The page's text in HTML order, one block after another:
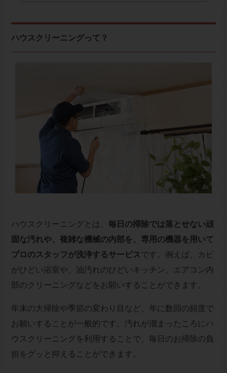
ハウスクリーニングって？
ハウスクリーニングとは、 毎日の掃除では落とせない頑
固な汚れや、複雑な機械の内部を、専用の機器を用いて
プロのスタッフが洗浄するサービスです。例えば、カビ
がひどい浴室や、油汚れのひどいキッチン、エアコン内
部のクリーニングなどをお願いすることができます。
年末の大掃除や季節の変わり目など、年に数回の頻度で
お願いすることが一般的です。汚れが溜まったころにハ
ウスクリーニングを利用することで、毎日のお掃除の負
担をグッと抑えることができます。